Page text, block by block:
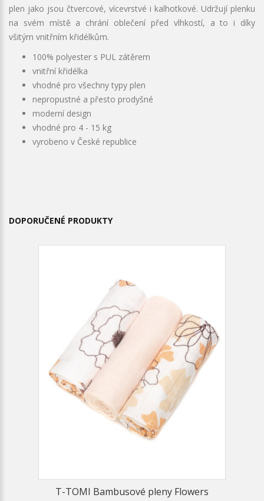
plen jako jsou čtvercové, vícevrstvé i kalhotkové. Udržují plenku
na svém místě a chrání oblečení před vlhkostí, a to i díky
všitým vnitřním křidélkům.
100% polyester s PUL zátěrem
vnitřní křidélka
vhodné pro všechny typy plen
nepropustné a přesto prodyšné
moderní design
vhodné pro 4 - 15 kg
vyrobeno v České republice
DOPORUČENÉ PRODUKTY
T-TOMI Bambusové pleny Flowers